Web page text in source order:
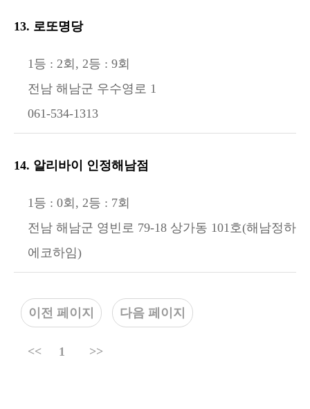
13. 로또명당
1등 : 2회, 2등 : 9회
전남 해남군 우수영로 1
061-534-1313
14. 알리바이 인정해남점
1등 : 0회, 2등 : 7회
전남 해남군 영빈로 79-18 상가동 101호(해남정하
에코하임)
이전 페이지 다음 페이지
<< 1 >>